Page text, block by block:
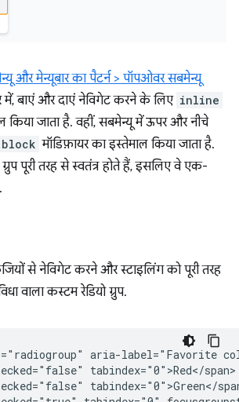
और मेन्यूबार का पैटर्न > पॉपओवर सबमेन्यू
में, बाएं और दाएं नेविगेट करने के लिए inline
किया जाता है. वहीं, सबमेन्यू में ऊपर और नीचे
block मॉडिफ़ायर का इस्तेमाल किया जाता है.
पूरी तरह से स्वतंत्र होते हैं, इसलिए वे एक-
से नेविगेट करने और स्टाइलिंग को पूरी तरह
वाला कस्टम रेडियो ग्रुप.
aria-label="Favorite
tabindex="0">Red</span>
tabindex="0">Green</